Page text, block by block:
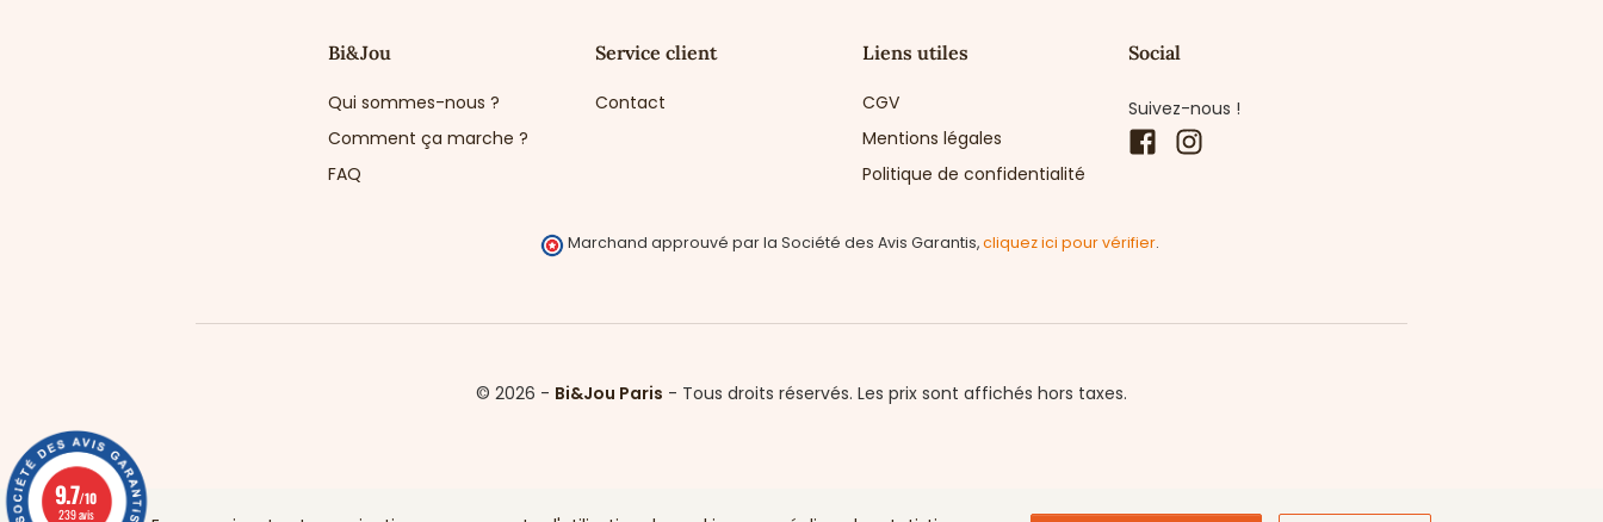
Bi&Jou
Qui sommes-nous ?
Comment ça marche ?
FAQ
Service client
Contact
Liens utiles
CGV
Mentions légales
Politique de confidentialité
Social
Suivez-nous !
Facebook
Marchand approuvé par la Société des Avis Garantis,cliquez ici pour vérifier.
© 2026 - Bi&Jou Paris - Tous droits réservés. Les prix sont affichés hors taxes.
9.7/10
239 avis